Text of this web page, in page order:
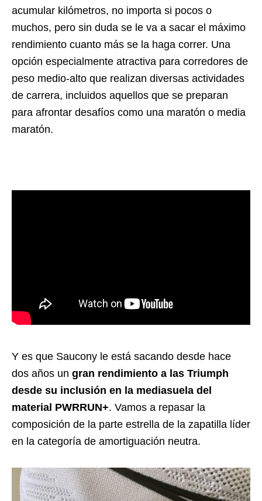
acumular kilómetros, no importa si pocos o
muchos, pero sin duda se le va a sacar el máximo
rendimiento cuanto más se la haga correr. Una
opción especialmente atractiva para corredores de
peso medio-alto que realizan diversas actividades
de carrera, incluidos aquellos que se preparan
para afrontar desafíos como una maratón o media
maratón.
Y es que Saucony le está sacando desde hace
dos años un gran rendimiento a las Triumph
desde su inclusión en la mediasuela del
material PWRRUN+. Vamos a repasar la
composición de la parte estrella de la zapatilla líder
en la categoría de amortiguación neutra.